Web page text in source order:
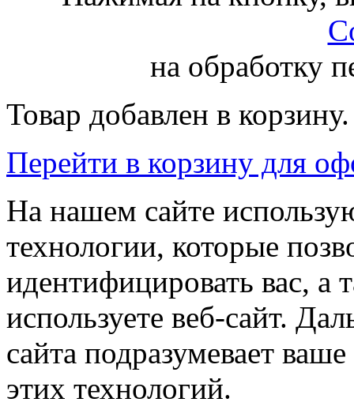
на обработку
Товар добавлен в корзину.
Перейти в корзину для
На нашем сайте
технологии, которые
идентифицировать вас, а
используете веб-сайт.
сайта подразумевает
этих технологий.